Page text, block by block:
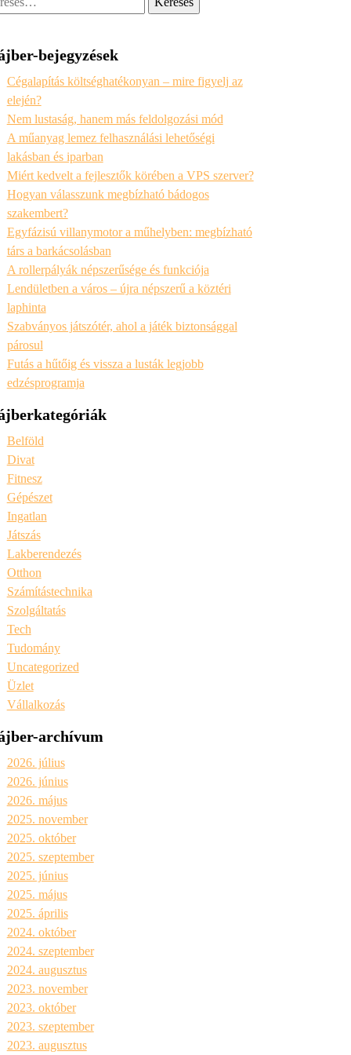
bejegyzések
Cégalapítás költséghatékonyan – mire figyelj az
elején?
Nem lustaság, hanem más feldolgozási mód
A műanyag lemez felhasználási lehetőségi
lakásban és iparban
Miért kedvelt a fejlesztők körében a VPS szerver?
Hogyan válasszunk megbízható bádogos
szakembert?
Egyfázisú villanymotor a műhelyben: megbízható
társ a barkácsolásban
A rollerpályák népszerűsége és funkciója
Lendületben a város – újra népszerű a köztéri
laphinta
Szabványos játszótér, ahol a játék biztonsággal
párosul
Futás a hűtőig és vissza a lusták legjobb
edzésprogramja
Belföld
Divat
Fitnesz
Gépészet
Ingatlan
Játszás
Lakberendezés
Otthon
Számítástechnika
Szolgáltatás
Tech
Tudomány
Uncategorized
Üzlet
Vállalkozás
archívum
2026. július
2026. június
2026. május
2025. november
2025. október
2025. szeptember
2025. június
2025. május
2025. április
2024. október
2024. szeptember
2024. augusztus
2023. november
2023. október
2023. szeptember
2023. augusztus